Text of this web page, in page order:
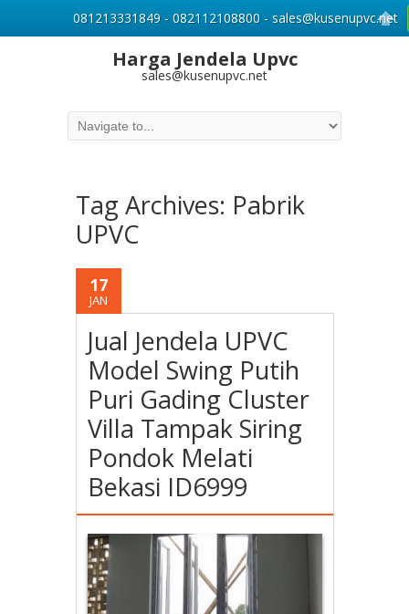
Harga Jendela Upvc
sales@kusenupvc.net
Tag Archives: Pabrik
UPVC
17
JAN
Jual Jendela UPVC
Model Swing Putih
Puri Gading Cluster
Villa Tampak Siring
Pondok Melati
Bekasi ID6999
081213331849 - 082112108800 - sales@kusenupvc.net